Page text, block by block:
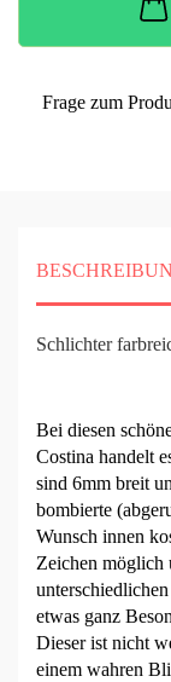
Frage zum
Schlichter
Bei diesen
Costina handelt
sind 6mm breit
bombierte
Wunsch innen
Zeichen möglich
etwas ganz
Dieser ist nicht
einem wahren